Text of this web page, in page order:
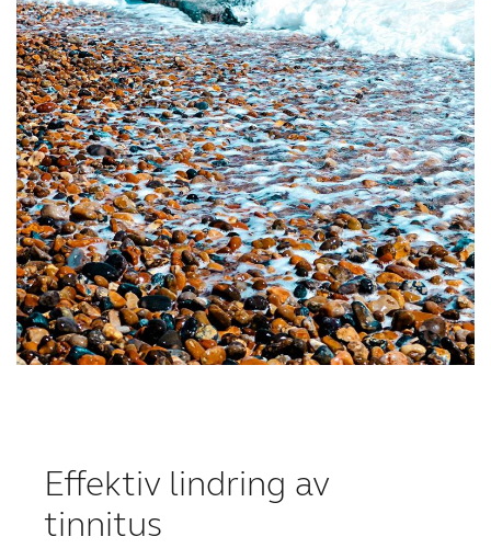
Effektiv lindring av
tinnitus